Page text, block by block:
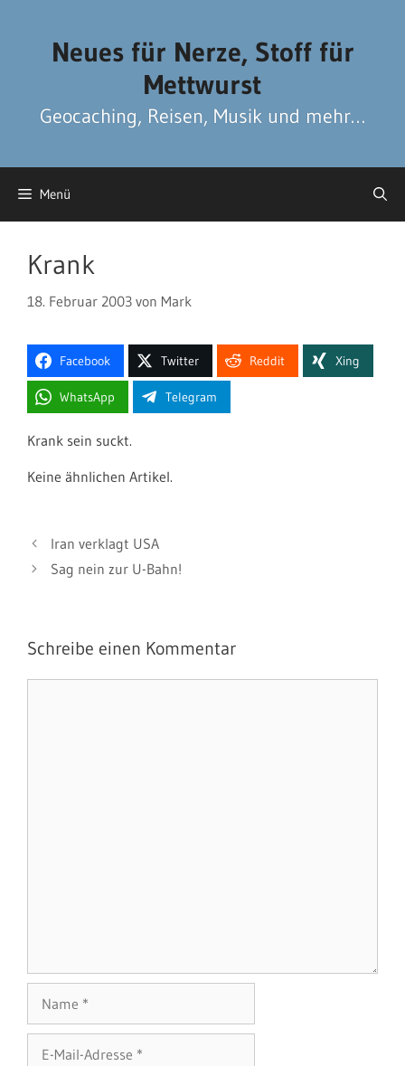
Neues für Nerze, Stoff für
Mettwurst
Geocaching, Reisen, Musik und mehr…
Menü
Krank
18. Februar 2003 von Mark
Facebook Twitter Reddit Xing
WhatsApp Telegram
Krank sein suckt.
Keine ähnlichen Artikel.
Iran verklagt USA
Sag nein zur U-Bahn!
Schreibe einen Kommentar